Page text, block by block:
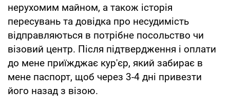
нерухомим майном, а також історія
пересувань та довідка про несудимість
відправляються в потрібне посольство чи
візовий центр. Після підтвердження і оплати
до мене приїжджає кур'єр, який забирає в
мене паспорт, щоб через 3-4 дні привезти
його назад з візою.